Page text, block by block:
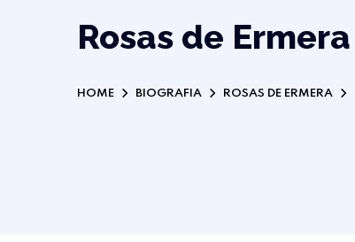
Rosas de Ermera
HOME BIOGRAFIA ROSAS DE ERMERA